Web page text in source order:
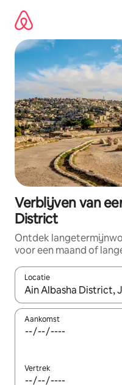
direct
naar
inhoud
Verblijven van
District
Ontdek
voor een maand of
Locatie
Wanneer er resultaten
Aankomst
Vertrek